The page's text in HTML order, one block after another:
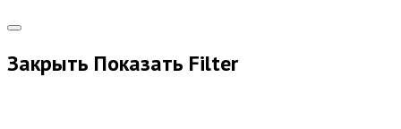
Закрыть Показать Filter